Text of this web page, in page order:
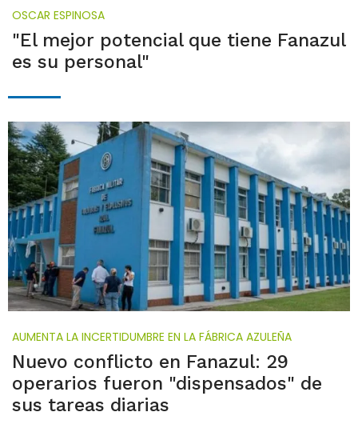
OSCAR ESPINOSA
"El mejor potencial que tiene Fanazul
es su personal"
AUMENTA LA INCERTIDUMBRE EN LA FÁBRICA AZULEÑA
Nuevo conflicto en Fanazul: 29
operarios fueron "dispensados" de
sus tareas diarias